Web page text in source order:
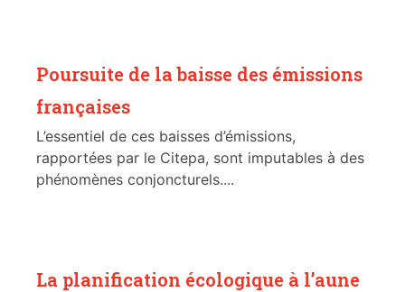
Poursuite de la baisse des émissions
françaises
L’essentiel de ces baisses d’émissions,
rapportées par le Citepa, sont imputables à des
phénomènes conjoncturels....
La planification écologique à l’aune